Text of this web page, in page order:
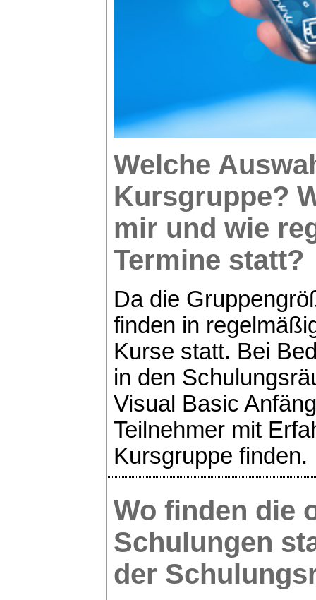
Welche
Kursgruppe?
mir und wie
Termine statt?
Da die
finden in
Kurse statt. Bei
in den
Visual Basic
Teilnehmer mit
Kursgruppe finden.
Wo finden die
Schulungen
der